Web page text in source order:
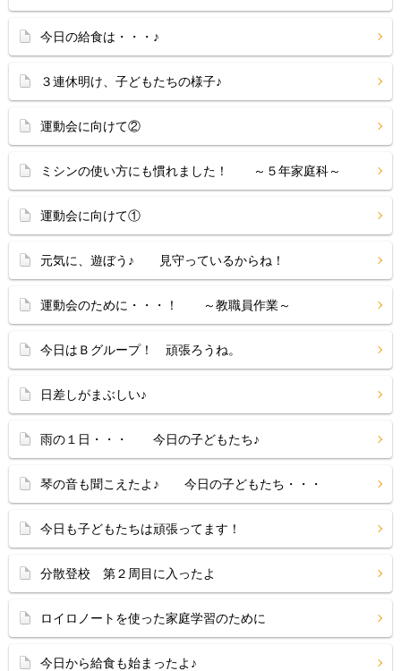
今日の給食は・・・♪
３連休明け、子どもたちの様子♪
運動会に向けて②
ミシンの使い方にも慣れました！ ～５年家庭科～
運動会に向けて①
元気に、遊ぼう♪ 見守っているからね！
運動会のために・・・！ ～教職員作業～
今日はＢグループ！ 頑張ろうね。
日差しがまぶしい♪
雨の１日・・・ 今日の子どもたち♪
琴の音も聞こえたよ♪ 今日の子どもたち・・・
今日も子どもたちは頑張ってます！
分散登校 第２周目に入ったよ
ロイロノートを使った家庭学習のために
今日から給食も始まったよ♪